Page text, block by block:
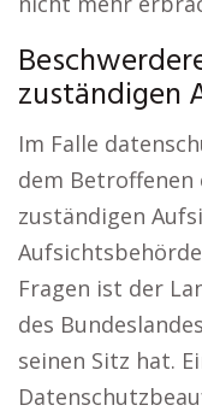
zuständigen
Im Falle
dem Betroffenen
zuständigen
Fragen ist der
des
seinen Sitz hat.